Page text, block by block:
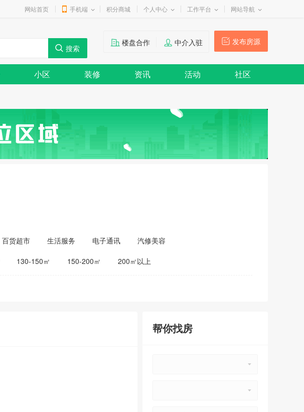
网站首页 手机端 积分商城 个人中心 工作平台 网站导航
发布房源
楼盘合作 中介入驻
小区 装修 资讯 活动 社区
百货超市 生活服务 电子通讯
汽修美容
130-150㎡ 150-200㎡ 200㎡以上
帮你找房